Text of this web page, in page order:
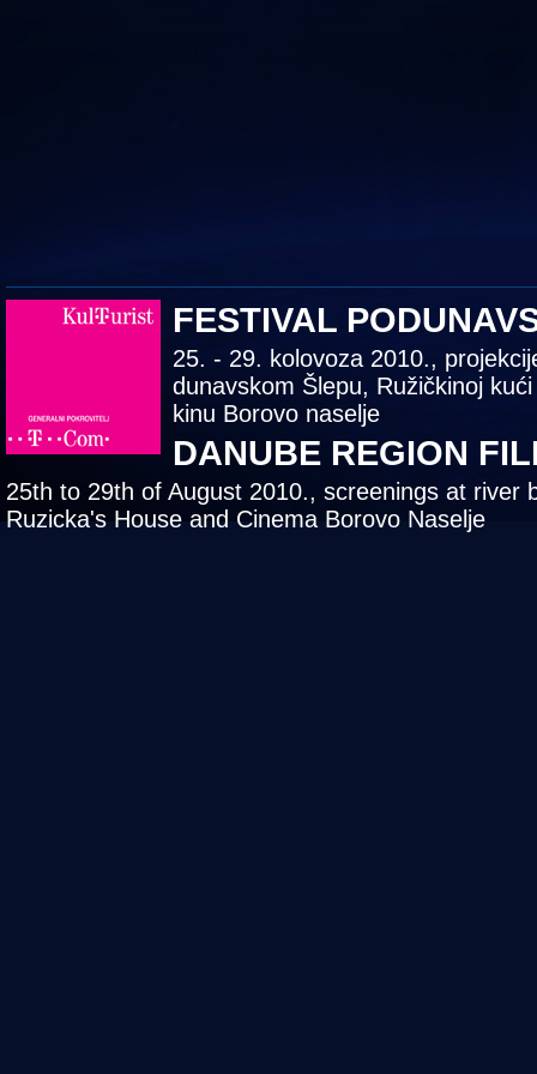
FESTIVAL
25. - 29. kolovoza 2010.,
dunavskom Šlepu, Ružičkinoj
kinu Borovo naselje
DANUBE REGION
25th to 29th of August 2010., screenings at river
Ruzicka's House and Cinema Borovo Naselje